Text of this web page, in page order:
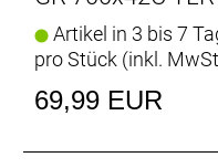
Perfekt kombiniert
Bontrager bietet eine
einschließlich
Ventilen und
Artikel in 3 bis 7
pro Stück (inkl.
69,99 EUR